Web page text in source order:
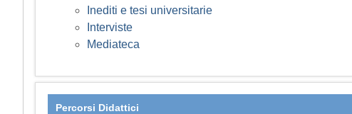
Inediti e tesi universitarie
Interviste
Mediateca
Percorsi Didattici